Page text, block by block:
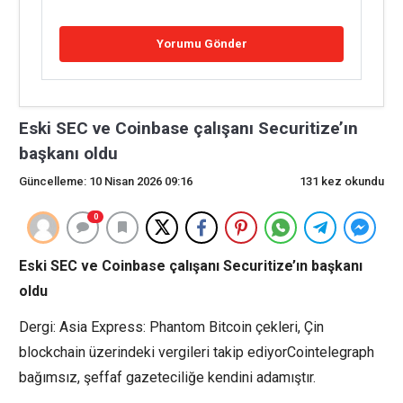
Eski SEC ve Coinbase çalışanı Securitize’ın
başkanı oldu
Güncelleme: 10 Nisan 2026 09:16 131 kez okundu
0
Eski SEC ve Coinbase çalışanı Securitize’ın başkanı
oldu
Dergi: Asia Express: Phantom Bitcoin çekleri, Çin
blockchain üzerindeki vergileri takip ediyorCointelegraph
bağımsız, şeffaf gazeteciliğe kendini adamıştır.